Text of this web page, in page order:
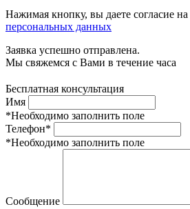
Нажимая кнопку, вы даете согласие на
персональных данных
Заявка успешно отправлена.
Мы свяжемся с Вами в течение часа
Бесплатная консультация
Имя
*Необходимо заполнить поле
Телефон*
*Необходимо заполнить поле
Сообщение